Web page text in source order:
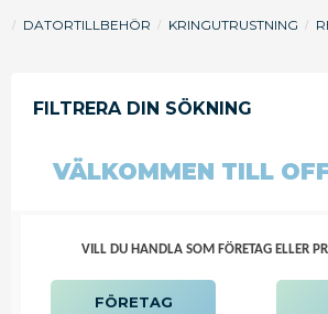
DATORTILLBEHÖR KRINGUTRUSTNING
FILTRERA
BILDSKÄRM (FP OM
VÄLKOMMEN TILL
VILL DU HANDLA SOM FÖRETAG ELLER
FÖRETAG